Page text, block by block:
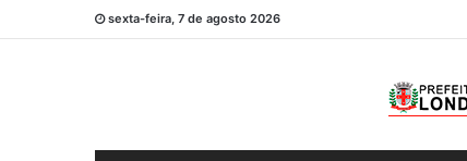
sexta-feira, 7 de agosto 2026